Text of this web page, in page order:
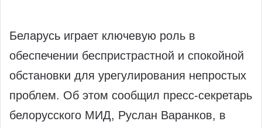
Беларусь играет ключевую роль в
обеспечении беспристрастной и спокойной
обстановки для урегулирования непростых
проблем. Об этом сообщил пресс-секретарь
белорусского МИД, Руслан Варанков, в